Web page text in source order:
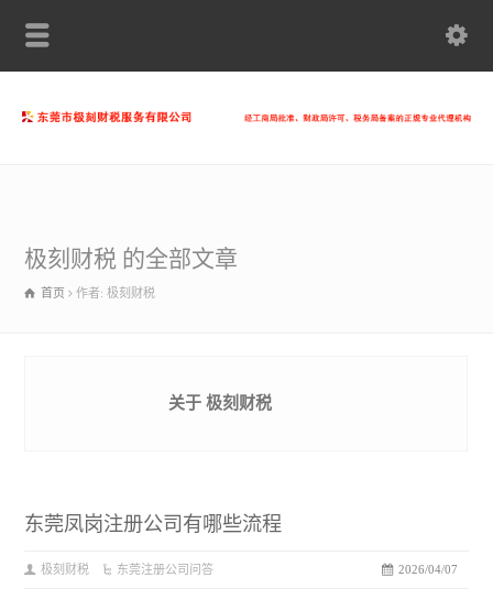
极刻财税 的全部文章
首页 作者: 极刻财税
关于 极刻财税
东莞凤岗注册公司有哪些流程
2026/04/07
极刻财税 东莞注册公司问答